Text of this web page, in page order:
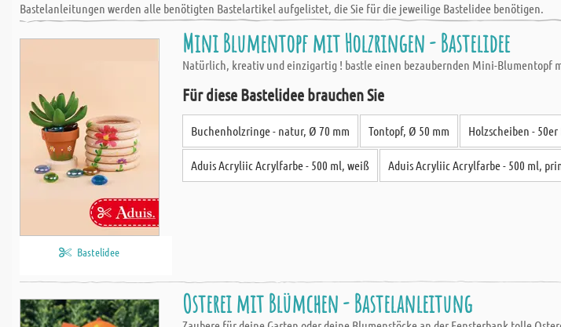
Bastelanleitungen werden alle benötigten Bastelartikel aufgelistet, die Sie für die jeweilige Bastelidee benötigen.
Bastelidee
Mini Blumentopf mit Holzringen - Bastelidee
Natürlich, kreativ und einzigartig ! bastle einen bezaubernden Mini-Blumentopf
Für diese Bastelidee brauchen Sie
Buchenholzringe - natur, Ø 70 mm Tontopf, Ø 50 mm Holzscheiben -
Aduis Acryliic Acrylfarbe - 500 ml, weiß Aduis Acryliic Acrylfarbe - 500 ml,
Osterei mit Blümchen - Bastelanleitung